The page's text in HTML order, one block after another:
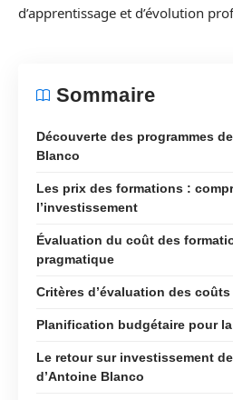
d’apprentissage et d’évolution
Sommaire
Découverte des programmes
Blanco
Les prix des formations :
l’investissement
Évaluation du coût des
pragmatique
Critères d’évaluation des
Planification budgétaire pour
Le retour sur investissement
d’Antoine Blanco